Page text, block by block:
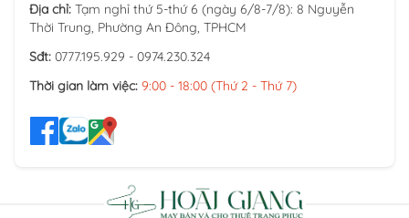
Địa chỉ: Tạm nghỉ thứ 5-thứ 6 (ngày 6/8-7/8): 8 Nguyễn
Thời Trung, Phường An Đông, TPHCM
Sđt: 0777.195.929 - 0974.230.324
Thời gian làm việc: 9:00 - 18:00 (Thứ 2 - Thứ 7)